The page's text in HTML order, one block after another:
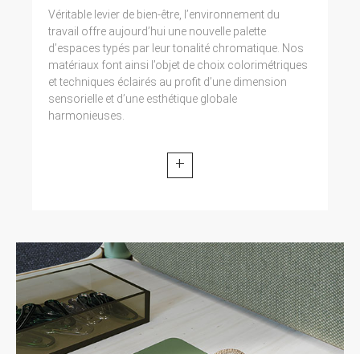
Véritable levier de bien-être, l’environnement du
travail offre aujourd’hui une nouvelle palette
d’espaces typés par leur tonalité chromatique. Nos
matériaux font ainsi l’objet de choix colorimétriques
et techniques éclairés au profit d’une dimension
sensorielle et d’une esthétique globale
harmonieuses.
+